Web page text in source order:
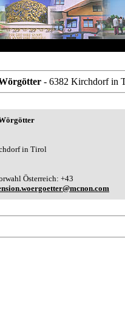
- 6382 Kirchdorf in
in Tirol
Österreich: +43